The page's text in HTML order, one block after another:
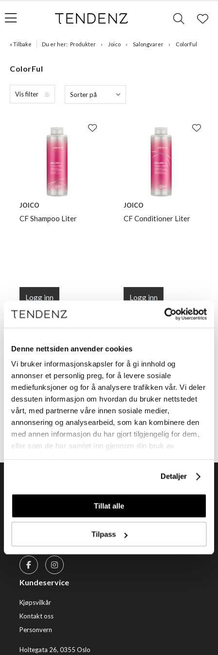
Denne nettsiden anvender cookies
Vi bruker informasjonskapsler for å gi innhold og
annonser et personlig preg, for å levere sosiale
mediefunksjoner og for å analysere trafikken vår. Vi deler
dessuten informasjon om hvordan du bruker nettstedet
vårt, med partnerne våre innen sosiale medier,
annonsering og analysearbeid, som kan kombinere den
med annen informasjon du har gjort tilgjengelig for dem,
eller som de har samlet inn gjennom din bruk av
Detaljer
Tillat alle
Tilpass
« Tilbake Du er her: Produkter Joico Salongvarer ColorFul
ColorFul
Vis filter Sorter på
JOICO
CF Shampoo Liter
Logg inn
JOICO
CF Conditioner Liter
Logg inn
Meld deg på vårt nyhetsbrev
Få nyheter, kampanjer og inspirasjon fra oss rett til din innboks
Meld meg på
Tendenz Hårpleie AS er en solid totalleverandør av
Kundeservice
Kjøpsvilkår
Kontakt oss
Personvern
Holtegata 26, 0355 Oslo